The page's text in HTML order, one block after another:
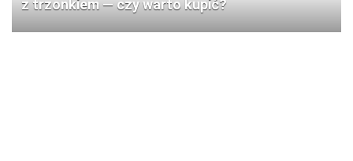
z trzonkiem — czy warto kupić?